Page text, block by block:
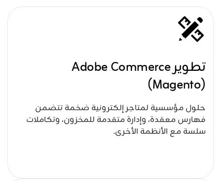
تطوير Adobe Commerce
(Magento)
حلول مؤسسية لمتاجر إلكترونية ضخمة تتضمن
فهارس معقدة، وإدارة متقدمة للمخزون، وتكاملات
سلسة مع الأنظمة الأخرى.